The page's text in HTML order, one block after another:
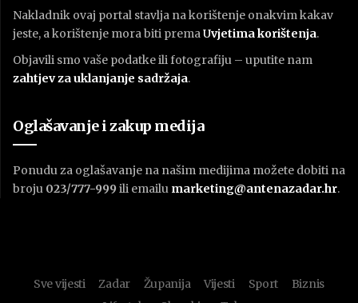
Nakladnik ovaj portal stavlja na korištenje onakvim kakav
jeste, a korištenje mora biti premaUvjetima korištenja.
Objavili smo vaše podatke ili fotografiju – uputite nam
zahtjev za uklanjanje sadržaja.
Oglašavanje i zakup medija
Ponudu za oglašavanje na našim medijima možete dobiti na
broju 023/777-999 ili emailu marketing@antenazadar.hr.
Sve vijesti Zadar Županija Vijesti Sport
Biznis